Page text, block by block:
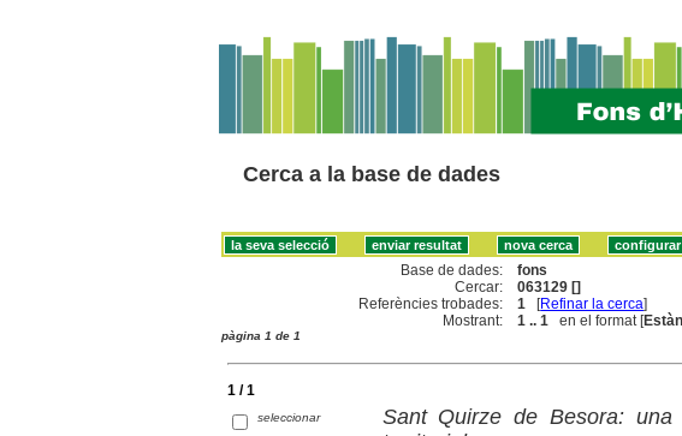
Cerca a la base de dades
Base de dades:
fons
Cercar:
063129 []
Referències trobades:
1 [Refinar la cerca]
Mostrant:
1 .. 1 en el format [
pàgina 1 de 1
1 / 1
seleccionar
Sant Quirze de Besora: